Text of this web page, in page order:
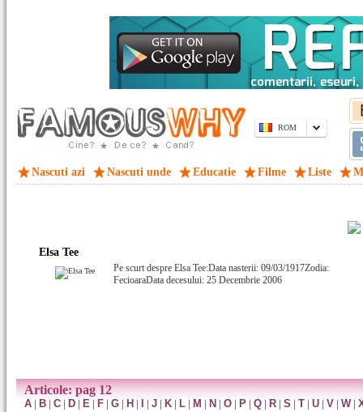
ROM
Nascuti azi Nascuti unde Educatie Filme Liste
Elsa Tee
Pe scurt despre Elsa Tee:Data nasterii: 09/03/1917Zodia:
FecioaraData decesului: 25 Decembrie 2006
Articole: pag 12
A | B | C | D | E | F | G | H | | J | K | L | M | N | O | P | Q | R | S | T | U | V | W|